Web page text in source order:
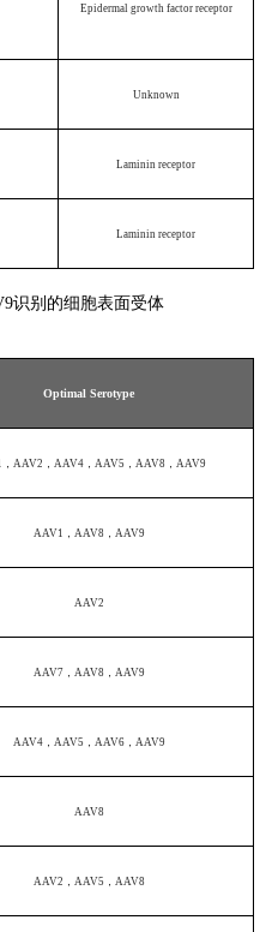
Epidermal growth factor receptor
Unknown
Laminin receptor
Laminin receptor
识别的细胞表面受体
Optimal Serotype
AAV2，AAV4，AAV5，AAV8，AAV9
AAV1，AAV8，AAV9
AAV2
AAV7，AAV8，AAV9
AAV4，AAV5，AAV6，AAV9
AAV8
AAV2，AAV5，AAV8